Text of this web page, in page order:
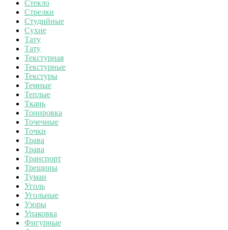
Стекло
Стрелки
Студийные
Сухие
Тату
Тату
Текстурная
Текстурные
Текстуры
Темные
Теплые
Ткань
Тонировка
Точечные
Точки
Трава
Трава
Транспорт
Трещины
Туман
Уголь
Угольные
Узоры
Упаковка
Фигурные